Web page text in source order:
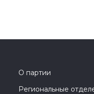
О партии
Региональные